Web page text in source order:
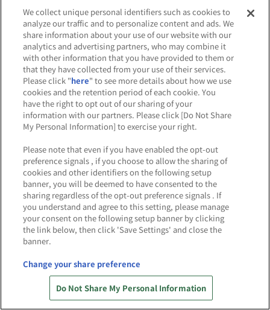
2025.12.17 ～ 2026.08.30
博多
「shopぬい 出張店」が10月24日より「バンダイナムコ
Cross Store アトレ秋葉原店」に期間限定オープン！
アトレ秋葉原店
We collect unique personal identifiers such as cookies to
analyze our traffic and to personalize content and ads. We
share information about your use of our website with our
analytics and advertising partners, who may combine it
with other information that you have provided to them or
that they have collected from your use of their services.
Please click "here" to see more details about how we use
cookies and the retention period of each cookie. You
have the right to opt out of our sharing of your
information with our partners. Please click [Do Not Share
My Personal Information] to exercise your right.
Please note that even if you have enabled the opt-out
preference signals , if you choose to allow the sharing of
cookies and other identifiers on the following setup
banner, you will be deemed to have consented to the
sharing regardless of the opt-out preference signals . If
you understand and agree to this setting, please manage
your consent on the following setup banner by clicking
the link below, then click 'Save Settings' and close the
banner.
Change your share preference
Do Not Share My Personal Information